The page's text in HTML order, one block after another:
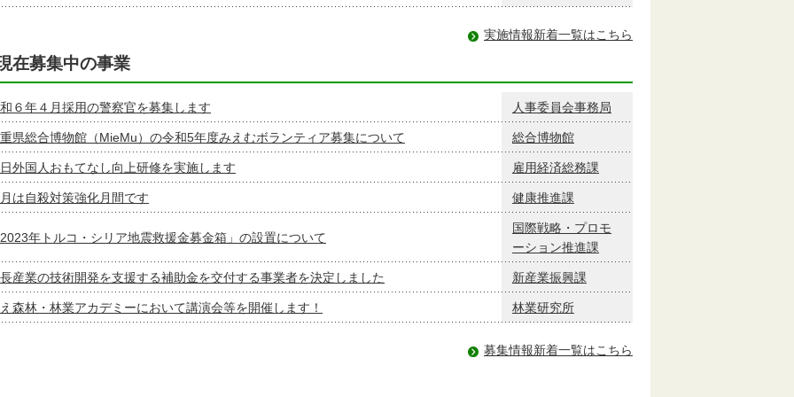
実施情報新着一覧はこちら
在募集中の事業
６年４月採用の警察官を募集します 人事委員会事務局
県総合博物館（MieMu）の令和5年度みえむボランティア募集について 総合博物館
外国人おもてなし向上研修を実施します 雇用経済総務課
月は自殺対策強化月間です 健康推進課
2023年トルコ・シリア地震救援金募金箱」の設置について
国際戦略・プロモ
ーション推進課
産業の技術開発を支援する補助金を交付する事業者を決定しました 新産業振興課
森林・林業アカデミーにおいて講演会等を開催します！ 林業研究所
募集情報新着一覧はこちら